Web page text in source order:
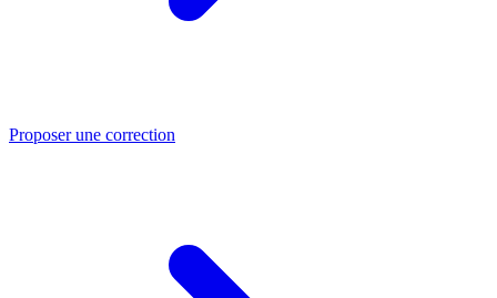
Proposer une correction